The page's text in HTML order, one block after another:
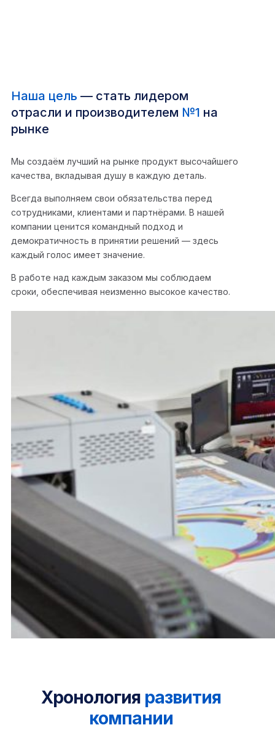
Наша цель — стать лидером
отрасли и производителем №1 на
рынке
Мы создаём лучший на рынке продукт высочайшего
качества, вкладывая душу в каждую деталь.
Всегда выполняем свои обязательства перед
сотрудниками, клиентами и партнёрами. В нашей
компании ценится командный подход и
демократичность в принятии решений — здесь
каждый голос имеет значение.
В работе над каждым заказом мы соблюдаем
сроки, обеспечивая неизменно высокое качество.
Хронология развития
компании